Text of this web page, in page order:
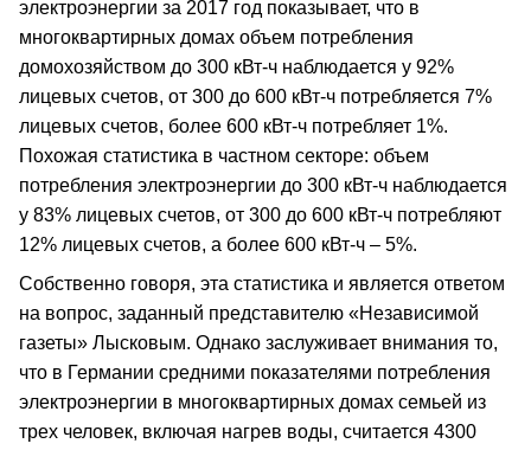
электроэнергии за 2017 год показывает, что в
многоквартирных домах объем потребления
домохозяйством до 300 кВт-ч наблюдается у 92%
лицевых счетов, от 300 до 600 кВт-ч потребляется 7%
лицевых счетов, более 600 кВт-ч потребляет 1%.
Похожая статистика в частном секторе: объем
потребления электроэнергии до 300 кВт-ч наблюдается
у 83% лицевых счетов, от 300 до 600 кВт-ч потребляют
12% лицевых счетов, а более 600 кВт-ч – 5%.
Собственно говоря, эта статистика и является ответом
на вопрос, заданный представителю «Независимой
газеты» Лысковым. Однако заслуживает внимания то,
что в Германии средними показателями потребления
электроэнергии в многоквартирных домах семьей из
трех человек, включая нагрев воды, считается 4300